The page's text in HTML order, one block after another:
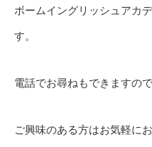
ボームイングリッシュアカ
す。
電話でお尋ねもできますので
ご興味のある方はお気軽に